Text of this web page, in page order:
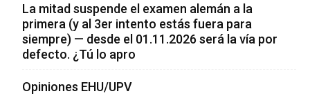
La mitad suspende el examen alemán a la
primera (y al 3er intento estás fuera para
siempre) — desde el 01.11.2026 será la vía por
defecto. ¿Tú lo apro
Opiniones EHU/UPV